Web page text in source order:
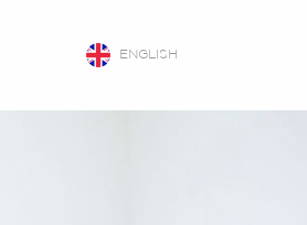
ENGLISH